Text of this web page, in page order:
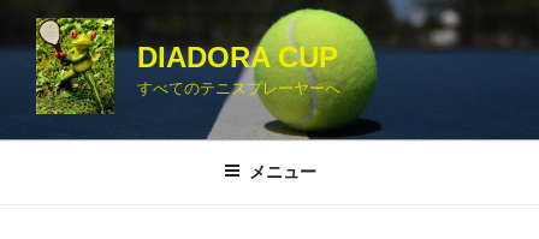
DIADORA CUP
すべてのテニスプレーヤーへ
メニュー